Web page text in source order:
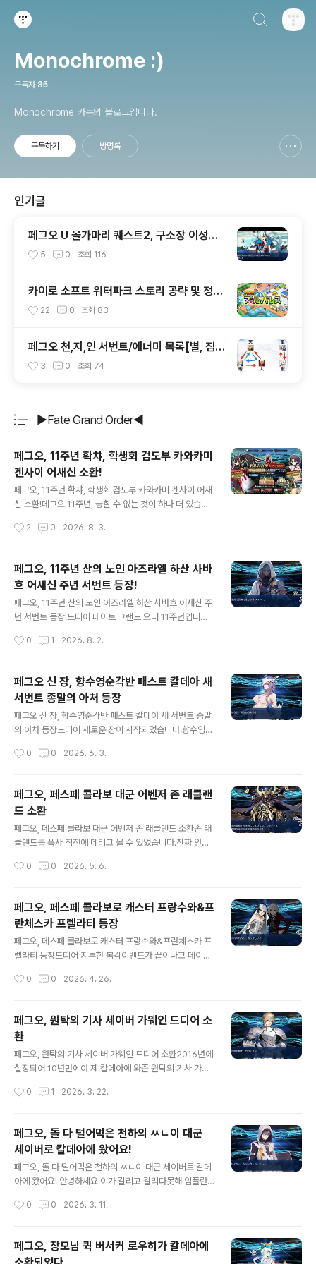
Monochrome :)
구독자 85
Monochrome 카논의 블로그입니다.
구독하기 방명록
인기글
페그오 U 올가마리 퀘스트2, 구소장 이성의
신 아쿠아마리 공략전
5 0 조회 116
카이로 소프트 워터파크 스토리 공략 및 정보
글 22 0 조회 83
페그오 천,지,인 서번트/에너미 목록[별, 짐승
속성도 해설]
3 0 조회 74
▶Fate Grand Order◀
페그오, 11주년 확챠, 학생회 검도부 카와카미
겐사이 어새신 소환!
페그오, 11주년 확챠, 학생회 검도부 카와카미 겐사이 어새
신 소환!페그오 11주년, 놓칠 수 없는 것이 하나 더 있습니
누어진 서번트들을 소환할 수 있었습니다. 마침 저는 검도
서번트인지라검도부 쪽을 지망하게 되었습니다. 물론 1픽
은 대인 어새신인 카와카미 겐사이. 확챠로서는 처음으로
제가 원하는 서번트를 먹었습니다! 카와카미 겐사이, 인 /
신성 특공에다가 납도자세 시, 데미지 업까지.게다가 1재림
이후는 메이드 복까지 있다고! 나머지 그렇게 쓸모 있지 않
을 것 같았습니다만, 겐사이가 티어표는 좀 더 높으므로 만
2 0 2026. 8. 3.
페그오, 11주년 산의 노인 아즈라엘 하산 사바
흐 어새신 주년 서번트 등장!
페그오, 11주년 산의 노인 아즈라엘 하산 사바흐 어새신 주
년 서번트 등장!드디어 페이트 그랜드 오더 11주년입니다.
오 시절이 새록새록 생각나네요.1주년 때에는 30돌 정도
돌... 저는 직전의 아스파라거스? 아스모데우스? 아츠 대군
서번트를 뽑지 못하여 주년 캐를 뽑을 만한 돌이 남아 있지
않았습니다.게다가 당장 오늘 300돌만줘서, 이번 주년 서
번트는 포기해야할까 싶었습니다만,다행히! 폭사 직전에
와 주었습니다. 산의 노인 릴리, 하산 사바흐 아즈라엘! 지
아즈라엘이 솔직히 정배였습니다. 아직도 카마소츠 햄이
0 1 2026. 8. 2.
페그오 신 장, 향수영순각반 패스트 칼데아 새
서번트 종말의 아처 등장
페그오 신 장, 향수영순각반 패스트 칼데아 새 서번트 종말
의 아처 등장드디어 새로운 장이 시작되었습니다.향수영순
랑스 오를레앙부터 절대마수전선 우르크까지의 인리정초
은 뒤로 제쳐놓고, 새로운 서번트, 종말의 아처가 새로이 등
장했습니다.아츠 대군의 아처로 '과거 개찬'이라는 디버프
를 에너미에게 부여한 뒤 '과거 개찬'의 수 만큼 특공을 때
려박는 서번트입니다. 페그오 신 장, 향수영순각반 패스트
칼데아 새 서번트 종말의 아처 스킬 셋1스킬에 아군 전체의
적 강화 1개 해제 과거 개찬 상태 부여하는 상태 부여 2스
0 0 2026. 6. 3.
페그오, 페스페 콜라보 대군 어벤저 존 래클랜
드 소환
페그오, 페스페 콜라보 대군 어벤저 존 래클랜드 소환존 래
클랜드를 폭사 직전에 데리고 올 수 있었습니다.진짜 안티
나, 폭군들의 영기를 모아서 만든 영기가 흑사자라고 하지
급으로 설정이 복잡한 서번트가 아닐까 합니다. 그야 그런
게, 1부의 메인 신성원탁영역 예루살렘에서 첫 언급이 되었
을 정도의 서번트이니 말입니다.아무튼, 달갤에서는 성능
이 나쁘지 않다는 말에 호감이 가서 술 처먹은 저녁에 잔뜩
꼴은채로 소환하다가 결국 만나게 되었습니다. 페그오, 페
미지이름효과 암군의카리스마 A아군 전체의 공격력 UP
0 0 2026. 5. 6.
페그오, 페스페 콜라보로 캐스터 프랑수와&프
란체스카 프렐라티 등장
페그오, 페스페 콜라보로 캐스터 프랑수와&프란체스카 프
렐라티 등장드디어 지루한 복각이벤트가 끝이나고 페이트
작을 여는 건 신 5성 캐스터 프랑수와&프란체스카 프렐라
는 식의 1+1 서번트로 실장되었네요. 프랑수와 버전에서는
보구로 에너미의 디버프가 중점, 프란체스카 버전에서 아
츠 대군 보구로정신이상 특공을 들고 나온 캐스터입니다.1
스에 공포 확률 부여와 3스에 프랑수와는 질서, 프란체스
카는 혼돈 특공을 각각 또 들고나와 꽤나 유용할 것으로 보
하겠습니다. 페그오, 페스페 콜라보 캐스터 프랑수와&프란
0 0 2026. 4. 26.
페그오, 원탁의 기사 세이버 가웨인 드디어 소
환
페그오, 원탁의 기사 세이버 가웨인 드디어 소환2016년에
실장되어 10년만에야 제 칼데아에 와준 원탁의 기사 가웨
게되었네요. 아무튼 자크 드 몰레에서 쓴 돌을 명함으로 보
력 20% UP (3턴)& [햇빛]이 있는 필드에서만 자신의 버
스터 카드 성능 UP [Lv.n] (3턴)레벨Lv. 1Lv. 2Lv. 3Lv.
4Lv. 5Lv. 6Lv. 7Lv. 8Lv. 9Lv. 10[햇빛] 필드버스터 +
20%21%22%23%24%25%26%27%28%30%쿨
E아군 전체의 공격력 UP [Lv.n] (..
0 1 2026. 3. 22.
페그오, 돌 다 털어먹은 천하의 ㅆㄴ이 대군
세이버로 칼데아에 왔어요!
페그오, 돌 다 털어먹은 천하의 ㅆㄴ이 대군 세이버로 칼데
아에 왔어요! 안녕하세요 이가 갈리고 갈리다못해 임플란
보세요! 제 갈려버린 멘탈을요! 이 천하의 개쌍놈이 존나 수
싹 다 털어가버렸네요. 자크 드 몰레 너 이색히 아케이드로
선행 실장 때 부터 마음에 안들엇어. 예, 대강 1스는 공뻥방
0 0 2026. 3. 11.
페그오, 장모님 퀵 버서커 로우히가 칼데아에